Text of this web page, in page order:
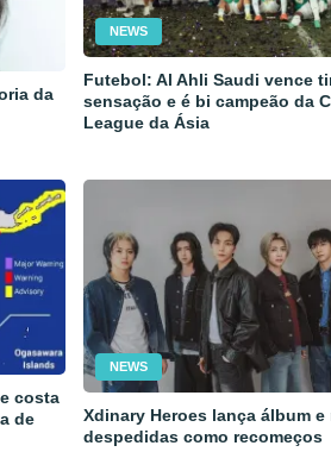
da
NEWS
Futebol: Al Ahli Saudi vence
sensação e é bi campeão da
League da Ásia
costa
de
NEWS
Xdinary Heroes lança álbum e
despedidas como recomeços